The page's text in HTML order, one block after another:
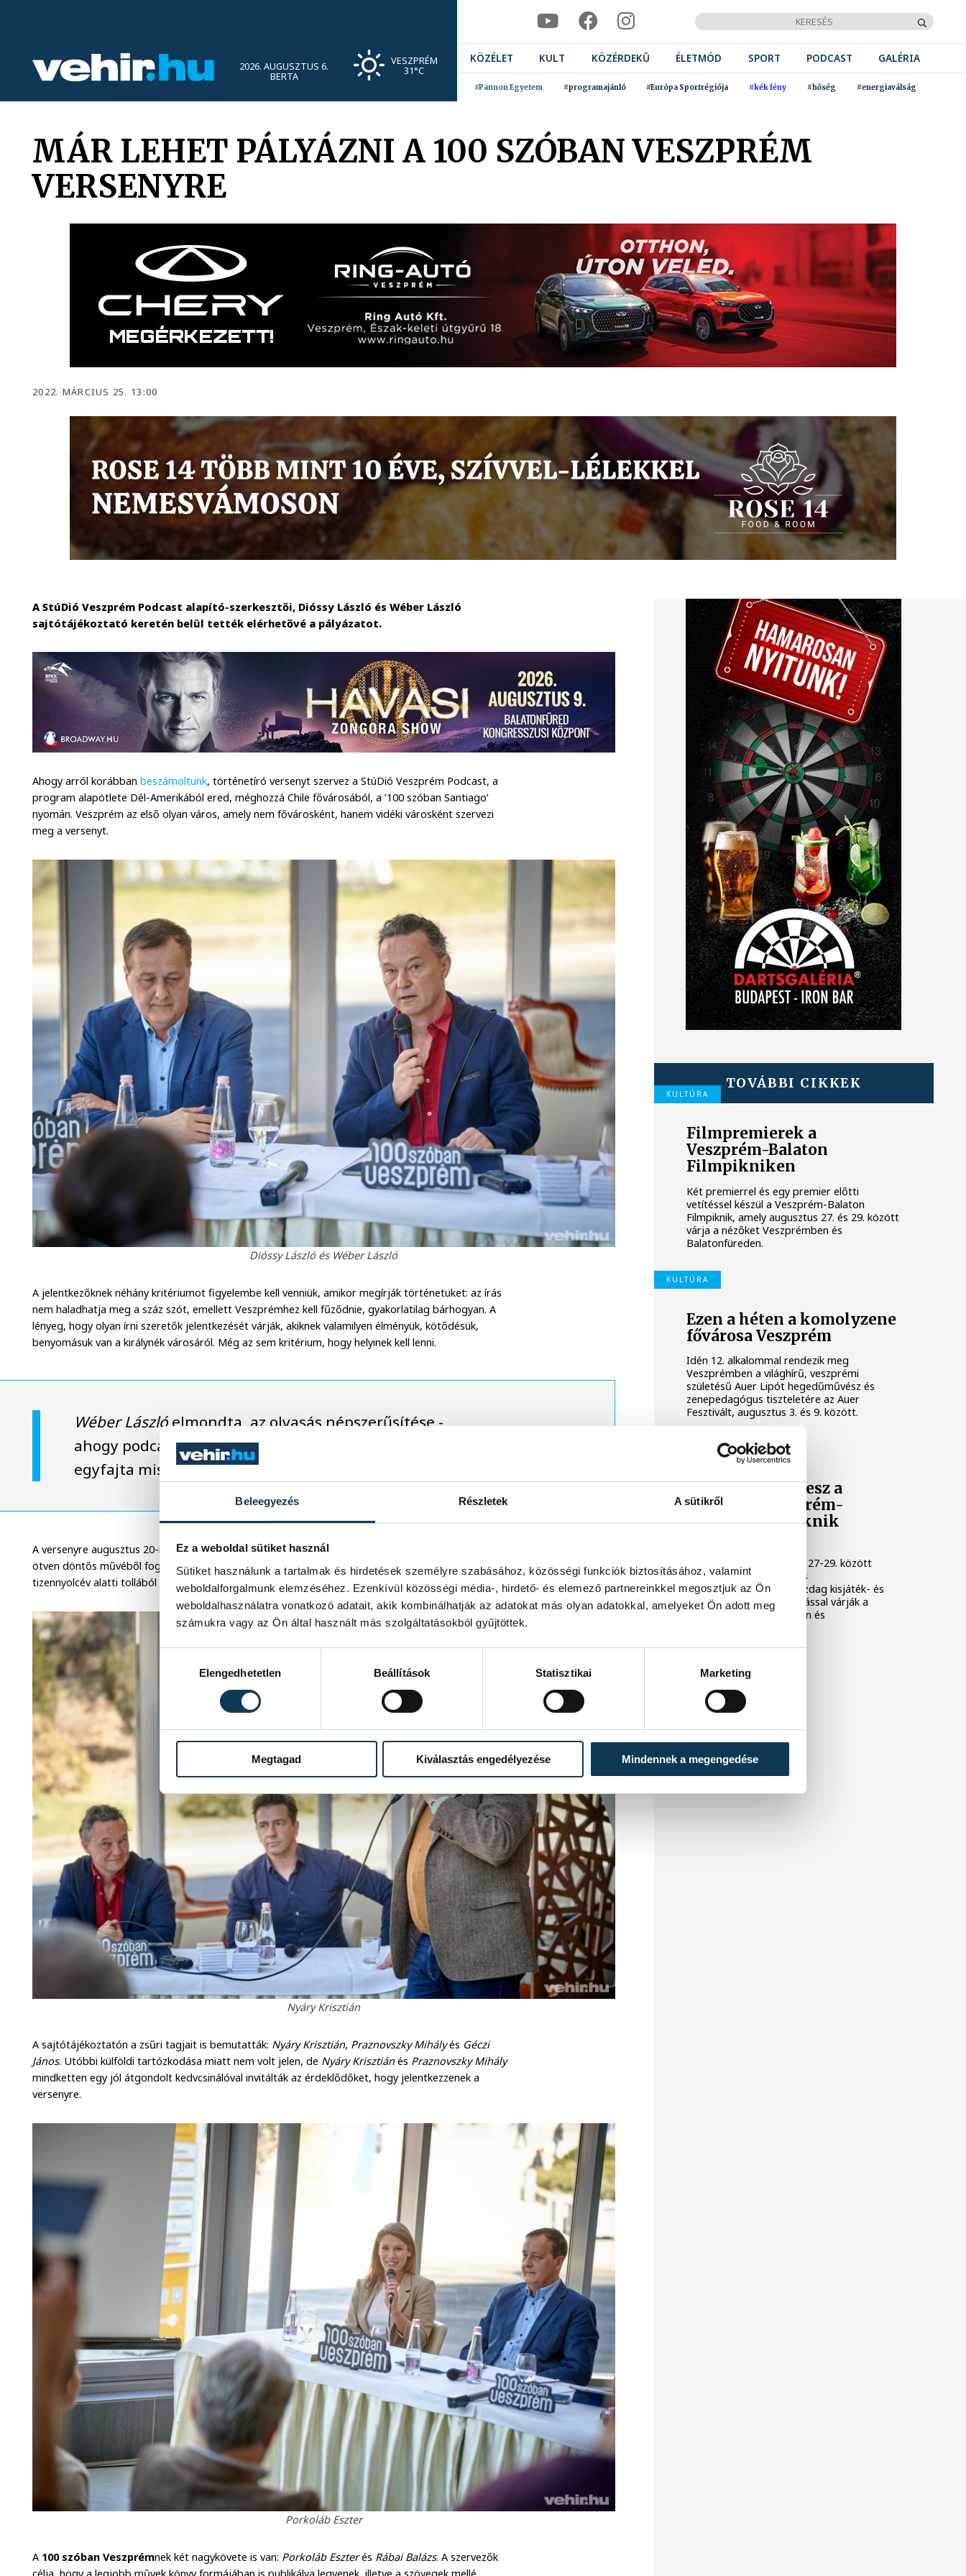
Beleegyezés Részletek A sütikről
Ez a weboldal sütiket használ
Sütiket használunk a tartalmak és hirdetések személyre szabásához, közösségi funkciók biztosításához, valamint
weboldalforgalmunk elemzéséhez. Ezenkívül közösségi média-, hirdető- és elemező partnereinkkel megosztjuk az Ön
weboldalhasználatra vonatkozó adatait, akik kombinálhatják az adatokat más olyan adatokkal, amelyeket Ön adott meg
számukra vagy az Ön által használt más szolgáltatásokból gyűjtöttek.
Elengedhetetlen
Beállítások Statisztikai Marketing
Megtagad Kiválasztás engedélyezése Mindennek a megengedése
2026. AUGUSZTUS 6.
BERTA
VESZPRÉM
31°C
KÖZÉLET KULT KÖZÉRDEKŰ ÉLETMÓD SPORT PODCAST GALÉRIA
#Pannon Egyetem #programajánló #Európa Sportrégiója #kék fény #hőség #energiaválság
MÁR LEHET PÁLYÁZNI A 100 SZÓBAN VESZPRÉM
VERSENYRE
2022. MÁRCIUS 25. 13:00
A StúDió Veszprém Podcast alapító-szerkesztői, Dióssy László és Wéber László
sajtótájékoztató keretén belül tették elérhetővé a pályázatot.
Ahogy arról korábbanbeszámoltunk, történetíró versenyt szervez a StúDió Veszprém Podcast, a
program alapötlete Dél-Amerikából ered, méghozzá Chile fővárosából, a ’100 szóban Santiago’
nyomán. Veszprém az első olyan város, amely nem fővárosként, hanem vidéki városként szervezi
meg a versenyt.
Dióssy László és Wéber László
A jelentkezőknek néhány kritériumot figyelembe kell venniük, amikor megírják történetüket: az írás
nem haladhatja meg a száz szót, emellett Veszprémhez kell fűződnie, gyakorlatilag bárhogyan. A
lényeg, hogy olyan írni szeretők jelentkezését várják, akiknek valamilyen élményük, kötődésük,
benyomásuk van a királynék városáról. Még az sem kritérium, hogy helyinek kell lenni.
Wéber Lászlóelmondta, az olvasás népszerűsítése -
ahogy podcast adásaikban, úgy ebben a versenyben is -
egyfajta misszió.
A versenyre augusztus 20-ig lehet pályázni, a díjátadó pedig október 18-án lesz. A háromfős zsűri
ötven döntős művéből fogja kiválasztani az első három helyezettet, a közönségdíjast, valamint a
tizennyolcév alatti tollából született legjobb írást.
Nyáry Krisztián
A sajtótájékoztatón a zsűri tagjait is bemutatták: Nyáry Krisztián, Praznovszky Mihályés Géczi
János. Utóbbi külföldi tartózkodása miatt nem volt jelen, de Nyáry Krisztiánés Praznovszky Mihály
mindketten egy jól átgondolt kedvcsinálóval invitálták az érdeklődőket, hogy jelentkezzenek a
versenyre.
Porkoláb Eszter
A 100 szóban Veszprémnek két nagykövete is van: Porkoláb Eszterés Rábai Balázs. A szervezők
célja, hogy a legjobb művek könyv formájában is publikálva legyenek, illetve a szövegek mellé
TOVÁBBI CIKKEK
KULTÚRA
Filmpremierek a
Veszprém-Balaton
Filmpikniken
Két premierrel és egy premier előtti
vetítéssel készül a Veszprém-Balaton
Filmpiknik, amely augusztus 27. és 29. között
várja a nézőket Veszprémben és
Balatonfüreden.
KULTÚRA
Ezen a héten a komolyzene
fővárosa Veszprém
Idén 12. alkalommal rendezik meg
Veszprémben a világhírű, veszprémi
születésű Auer Lipót hegedűművész és
zenepedagógus tiszteletére az Auer
Fesztivált, augusztus 3. és 9. között.
Osvárt Andrea lesz a
megújult Veszprém-
Balaton Filmpiknik
A Filmpikniken augusztus 27-29. között
csaknem hatvan játék- és
dokumentumfilmmel, gazdag kisjáték- és
animációs filmes válogatással várják a
közönséget Veszprémben és